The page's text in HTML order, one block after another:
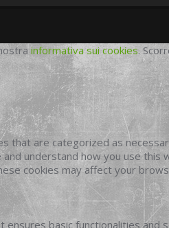
informativa sui cookies.
that are categorized as
understand how you use this
cookies may affect your
basic functionalities